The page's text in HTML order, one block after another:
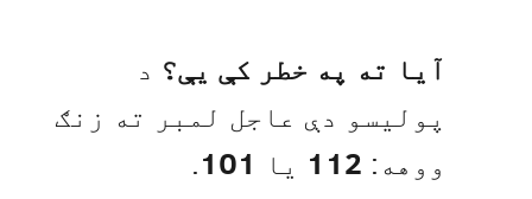
آیا ته په خطر کې یې؟ د
پولیسو دې عاجل لمبر ته زنګ
ووهه: 112 یا 101
.